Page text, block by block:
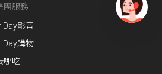
團服務
影音
購物
哪吃